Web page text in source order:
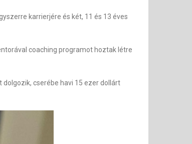
karrierjére és két, 11 és 13 éves
coaching programot hoztak létre
dolgozik, cserébe havi 15 ezer dollárt